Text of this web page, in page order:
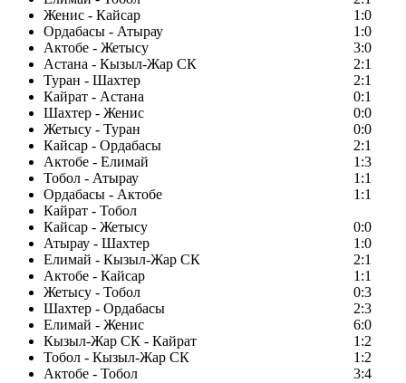
Женис - Кайсар
1:0
Ордабасы - Атырау
1:0
Актобе - Жетысу
3:0
Астана - Кызыл-Жар СК
2:1
Туран - Шахтер
2:1
Кайрат - Астана
0:1
Шахтер - Женис
0:0
Жетысу - Туран
0:0
Кайсар - Ордабасы
2:1
Актобе - Елимай
1:3
Тобол - Атырау
1:1
Ордабасы - Актобе
1:1
Кайрат - Тобол
Кайсар - Жетысу
0:0
Атырау - Шахтер
1:0
Елимай - Кызыл-Жар СК
2:1
Актобе - Кайсар
1:1
Жетысу - Тобол
0:3
Шахтер - Ордабасы
2:3
Елимай - Женис
6:0
Кызыл-Жар СК - Кайрат
1:2
Тобол - Кызыл-Жар СК
1:2
Актобе - Тобол
3:4